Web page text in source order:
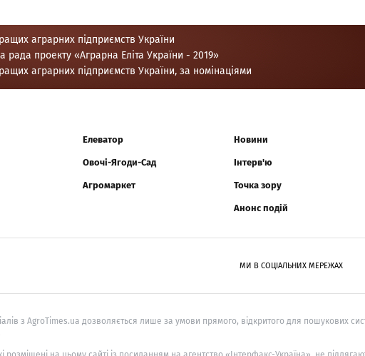
аграрних підприємств України
рада проекту «Аграрна Еліта України - 2019»
аграрних підприємств України, за номінаціями
Елеватор
Овочі-Ягоди-Сад
Агромаркет
Новини
Інтерв'ю
Точка зору
Анонс подій
МИ В СОЦІАЛЬНИХ МЕРЕЖАХ
з AgroTimes.ua дозволяється лише за умови прямого, відкритого для пошукових